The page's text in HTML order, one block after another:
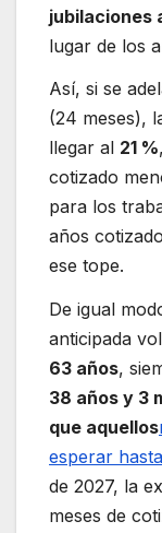
jubilaciones
lugar de los
Así, si se
(24 meses),
llegar al 21 %
cotizado
para los
años
ese tope.
De igual
anticipada
63 años,
38 años y 3
que aquellos
esperar
de 2027, la
meses de